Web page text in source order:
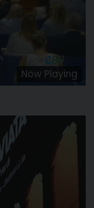
Now Playing